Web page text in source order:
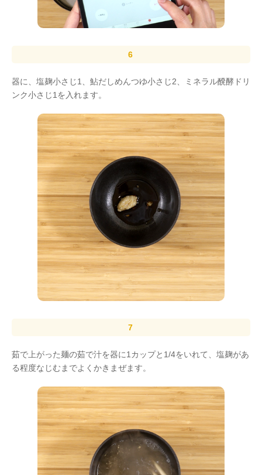
器に、塩麹小さじ1、鮎だしめんつゆ小さじ2、ミネラル醗酵ドリ
ンク小さじ1を入れます。
茹で上がった麺の茹で汁を器に1カップと1/4をいれて、塩麹があ
る程度なじむまでよくかきまぜます。